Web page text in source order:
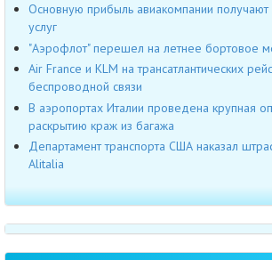
Основную прибыль авиакомпании получают
услуг
"Аэрофлот" перешел на летнее бортовое
Air France и KLM на трансатлантических
беспроводной связи
В аэропортах Италии проведена крупная
раскрытию краж из багажа
Департамент транспорта США наказал
Alitalia